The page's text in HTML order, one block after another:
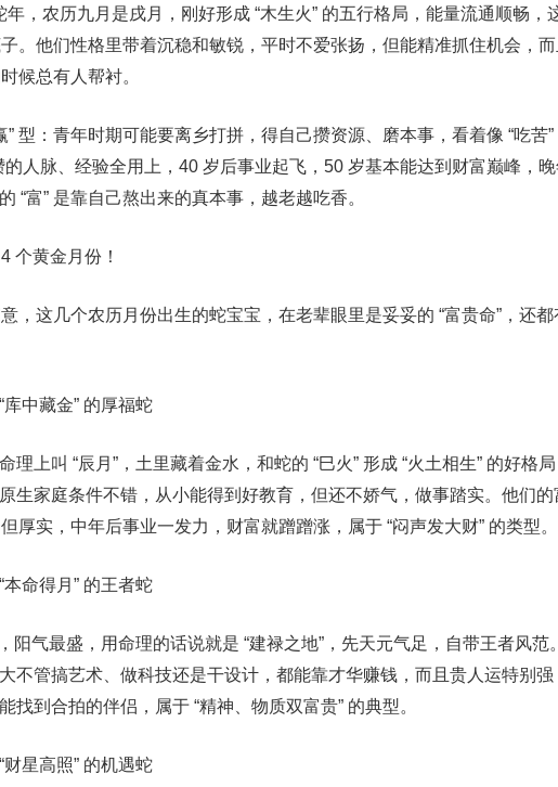
，农历九月是戌月，刚好形成 “木生火” 的五行格局，能量流通顺畅，
。他们性格里带着沉稳和敏锐，平时不爱张扬，但能精准抓住机会，
候总有人帮衬。
” 型：青年时期可能要离乡打拼，得自己攒资源、磨本事，看着像 “吃苦”
人脉、经验全用上，40 岁后事业起飞，50 岁基本能达到财富巅峰，
“富” 是靠自己熬出来的真本事，越老越吃香。
个黄金月份！
，这几个农历月份出生的蛇宝宝，在老辈眼里是妥妥的 “富贵命”，还都
中藏金” 的厚福蛇
理上叫 “辰月”，土里藏着金水，和蛇的 “巳火” 形成 “火土相生” 的好格
生家庭条件不错，从小能得到好教育，但还不娇气，做事踏实。他们的
厚实，中年后事业一发力，财富就蹭蹭涨，属于 “闷声发大财” 的类型。
命得月” 的王者蛇
阳气最盛，用命理的话说就是 “建禄之地”，先天元气足，自带王者风范
不管搞艺术、做科技还是干设计，都能靠才华赚钱，而且贵人运特别强
找到合拍的伴侣，属于 “精神、物质双富贵” 的典型。
星高照” 的机遇蛇